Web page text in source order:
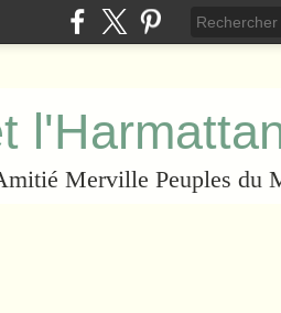
Merville Peuples du